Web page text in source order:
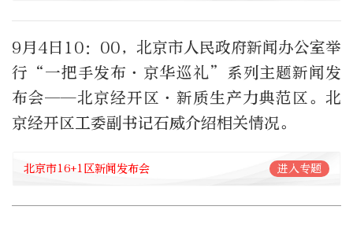
9月4日10：00，北京市人民政府新闻办公室举
行“一把手发布·京华巡礼”系列主题新闻发
布会——北京经开区·新质生产力典范区。北
京经开区工委副书记石威介绍相关情况。
北京市16+1区新闻发布会 进入专题